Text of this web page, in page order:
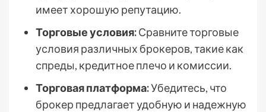
имеет хорошую репутацию.
Торговые условия:Сравните торговые
условия различных брокеров, такие как
спреды, кредитное плечо и комиссии.
Торговая платформа:Убедитесь, что
брокер предлагает удобную и надежную